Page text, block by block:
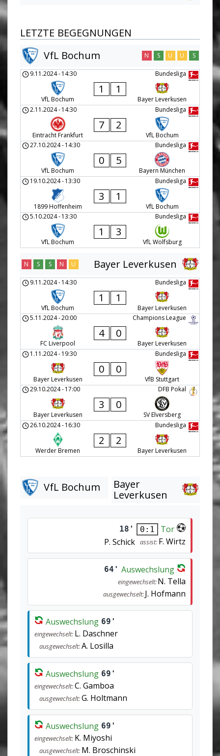
LETZTE BEGEGNUNGEN
VfL Bochum
N S U U S
Bundesliga
9.11.2024-14:30
VfL Bochum
1 1
Bayer Leverkusen
Bundesliga
2.11.2024-14:30
Eintracht Frankfurt
7 2
VfL Bochum
Bundesliga
27.10.2024-14:30
VfL Bochum
0 5
Bayern München
Bundesliga
19.10.2024-13:30
1899 Hoffenheim
3 1
VfL Bochum
Bundesliga
5.10.2024-13:30
VfL Bochum
1 3
VfL Wolfsburg
Bayer Leverkusen
N S S N U
Bundesliga
9.11.2024-14:30
VfL Bochum
1 1
Bayer Leverkusen
Champions League
5.11.2024-20:00
FC Liverpool
4 0
Bayer Leverkusen
Bundesliga
1.11.2024-19:30
Bayer Leverkusen
0 0
VfB Stuttgart
DFB Pokal
29.10.2024-17:00
Bayer Leverkusen
3 0
SV Elversberg
Bundesliga
26.10.2024-16:30
Werder Bremen
2 2
Bayer Leverkusen
VfL Bochum
Bayer
Leverkusen
18' 0:1
Tor
P. Schick assist: F. Wirtz
64' Auswechslung
eingewechselt:N. Tella
ausgewechselt:J. Hofmann
Auswechslung 69'
eingewechselt: L. Daschner
ausgewechselt:A. Losilla
Auswechslung 69'
eingewechselt:C. Gamboa
ausgewechselt:G. Holtmann
Auswechslung 69'
eingewechselt: K. Miyoshi
ausgewechselt: M. Broschinski